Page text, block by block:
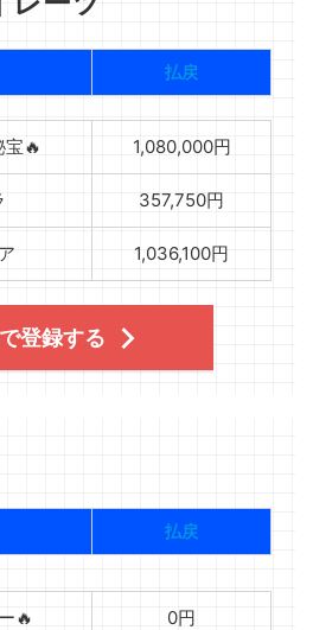
払戻
🔥 1,080,000円
357,750円
1,036,100円
登録する
払戻
🔥 0円